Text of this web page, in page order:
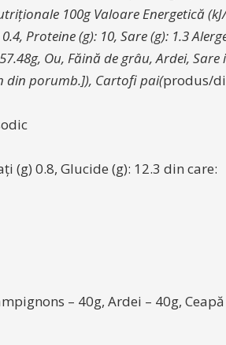
100g Valoare Energetică
Proteine (g): 10, Sare (g): 1.3
Ou, Făină de grâu, Ardei,
din porumb.]), Cartofi pai(produs/
(g) 0.8, Glucide (g): 12.3 din care:
– 40g, Ardei – 40g, Ceapă